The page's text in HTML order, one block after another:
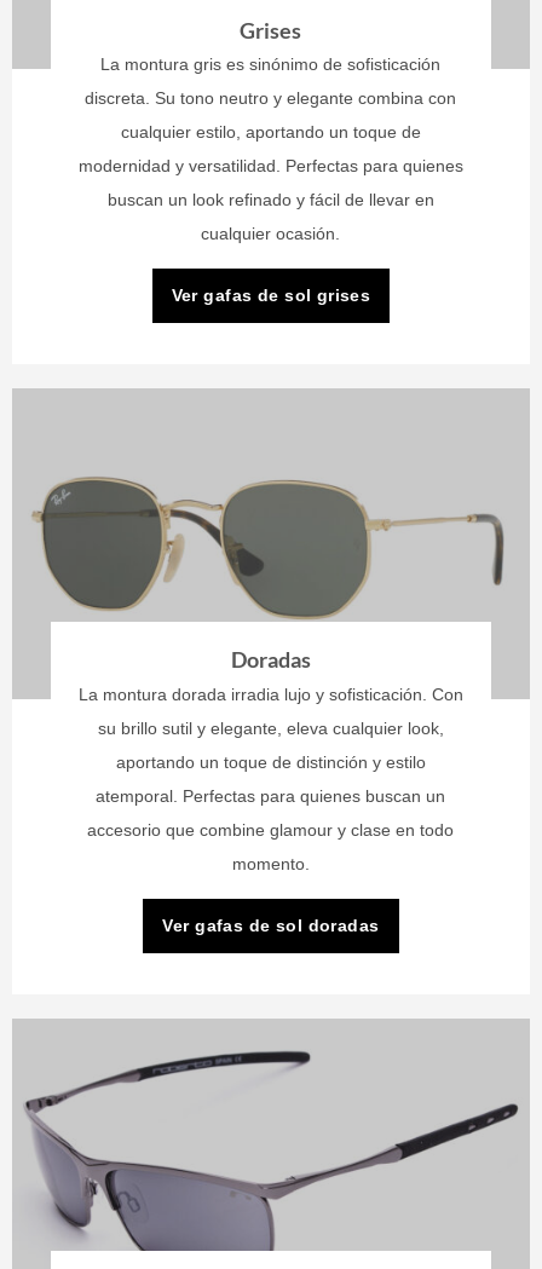
Grises
La montura gris es sinónimo de sofisticación
discreta. Su tono neutro y elegante combina con
cualquier estilo, aportando un toque de
modernidad y versatilidad. Perfectas para quienes
buscan un look refinado y fácil de llevar en
cualquier ocasión.
Ver gafas de sol grises
Doradas
La montura dorada irradia lujo y sofisticación. Con
su brillo sutil y elegante, eleva cualquier look,
aportando un toque de distinción y estilo
atemporal. Perfectas para quienes buscan un
accesorio que combine glamour y clase en todo
momento.
Ver gafas de sol doradas